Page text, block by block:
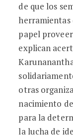
de que los
papel
explican
otras
nacimiento
para la
la lucha de